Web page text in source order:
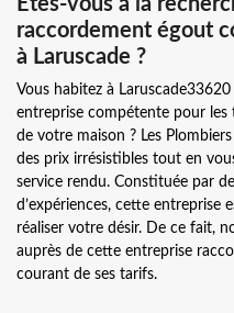
raccordement égout
à Laruscade ?
Vous habitez à
entreprise compétente pour les
de votre maison ? Les
des prix irrésistibles tout en
service rendu. Constituée par
d’expériences, cette entreprise
réaliser votre désir. De ce fait,
auprès de cette entreprise
courant de ses tarifs.